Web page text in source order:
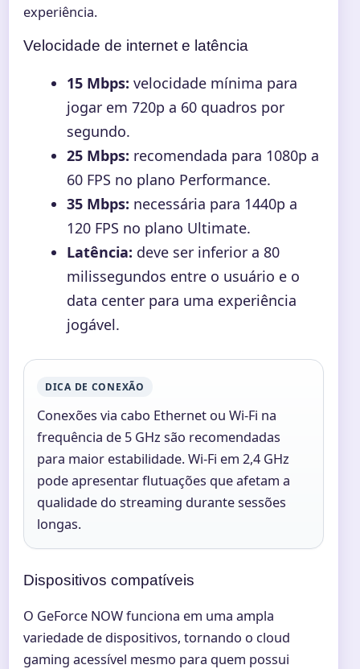
experiência.
Velocidade de internet e latência
15 Mbps: velocidade mínima para
jogar em 720p a 60 quadros por
segundo.
25 Mbps: recomendada para 1080p a
60 FPS no plano Performance.
35 Mbps: necessária para 1440p a
120 FPS no plano Ultimate.
Latência: deve ser inferior a 80
milissegundos entre o usuário e o
data center para uma experiência
jogável.
DICA DE CONEXÃO
Conexões via cabo Ethernet ou Wi-Fi na
frequência de 5 GHz são recomendadas
para maior estabilidade. Wi-Fi em 2,4 GHz
pode apresentar flutuações que afetam a
qualidade do streaming durante sessões
longas.
Dispositivos compatíveis
O GeForce NOW funciona em uma ampla
variedade de dispositivos, tornando o cloud
gaming acessível mesmo para quem possui